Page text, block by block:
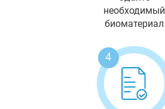
необходимый
биоматериал
4